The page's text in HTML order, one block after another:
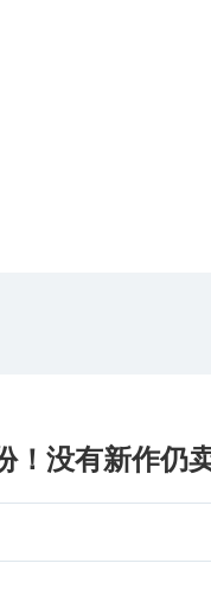
！没有新作仍